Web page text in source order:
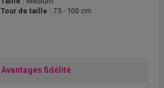
Tour de taille : 75 - 100 cm
Avantages fidélité